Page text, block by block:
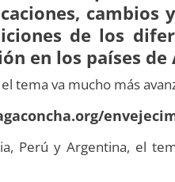
cambios
de los
en los países
tema va mucho más
Perú y Argentina, el